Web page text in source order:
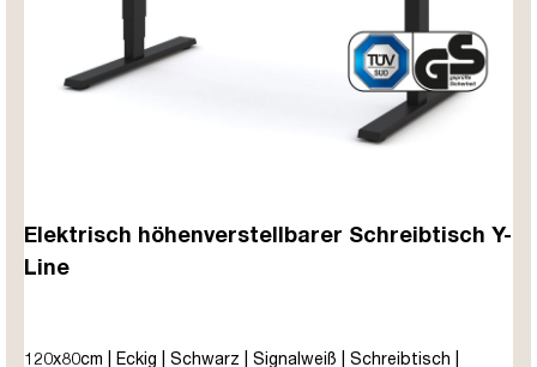
Elektrisch höhenverstellbarer Schreibtisch Y-
Line
120x80cm | Eckig | Schwarz | Signalweiß | Schreibtisch |